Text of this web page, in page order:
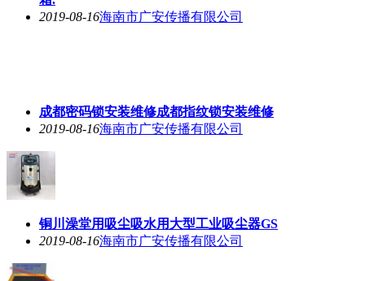
2019-08-16海南市广安传播有限公司
成都密码锁安装维修成都指纹锁安装维修
2019-08-16海南市广安传播有限公司
铜川澡堂用吸尘吸水用大型工业吸尘器GS
2019-08-16海南市广安传播有限公司